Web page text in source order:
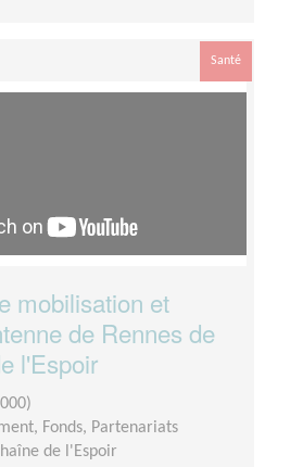
Santé
mobilisation et
de Rennes de
l'Espoir
Fonds, Partenariats
de l'Espoir